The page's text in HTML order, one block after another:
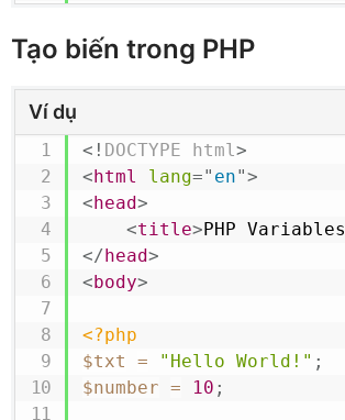
Tạo biến trong PHP
Ví dụ
<! DOCTYPE html>
<html lang=" en">
<head>
<title>PHP Variables
</head>
<body>
<?php
$txt
= "Hello World!" ;
$number = 10 ;